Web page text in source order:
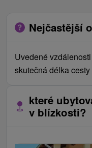
Nejčastější
Uvedené
skutečná délka
které
v blízkosti?